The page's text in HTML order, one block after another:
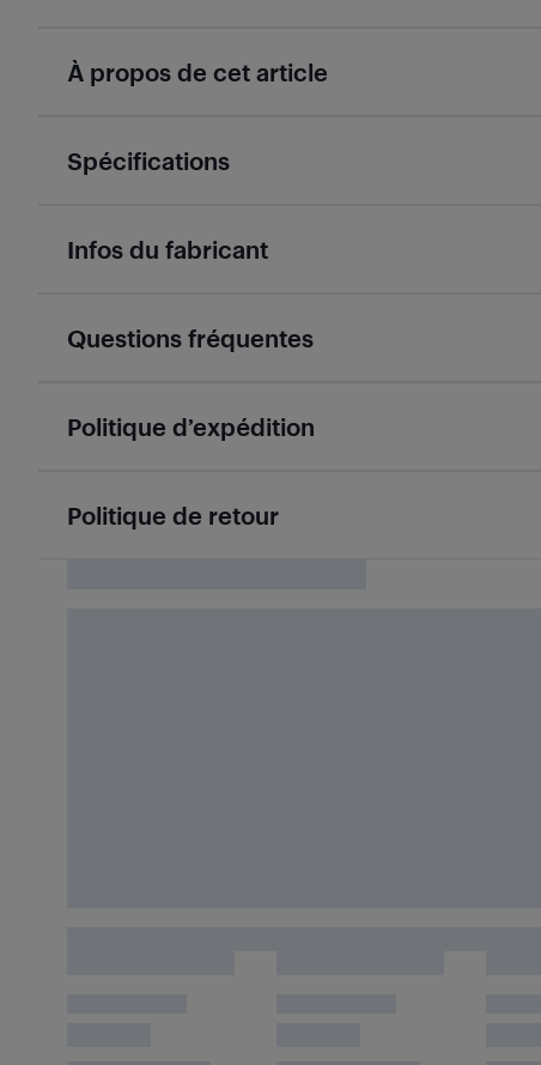
À propos de cet article
Spécifications
Infos du fabricant
Questions fréquentes
Politique d’expédition
Politique de retour